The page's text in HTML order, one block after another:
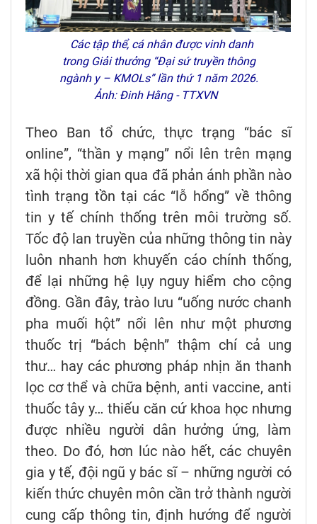
Các tập thể, cá nhân được vinh danh
trong Giải thưởng “Đại sứ truyền thông
ngành y – KMOLs” lần thứ 1 năm 2026.
Ảnh: Đinh Hằng - TTXVN
Theo Ban tổ chức, thực trạng “bác sĩ
online”, “thần y mạng” nổi lên trên mạng
xã hội thời gian qua đã phản ánh phần nào
tình trạng tồn tại các “lỗ hổng” về thông
tin y tế chính thống trên môi trường số.
Tốc độ lan truyền của những thông tin này
luôn nhanh hơn khuyến cáo chính thống,
để lại những hệ lụy nguy hiểm cho cộng
đồng. Gần đây, trào lưu “uống nước chanh
pha muối hột” nổi lên như một phương
thuốc trị “bách bệnh” thậm chí cả ung
thư… hay các phương pháp nhịn ăn thanh
lọc cơ thể và chữa bệnh, anti vaccine, anti
thuốc tây y… thiếu căn cứ khoa học nhưng
được nhiều người dân hưởng ứng, làm
theo. Do đó, hơn lúc nào hết, các chuyên
gia y tế, đội ngũ y bác sĩ – những người có
kiến thức chuyên môn cần trở thành người
cung cấp thông tin, định hướng để người